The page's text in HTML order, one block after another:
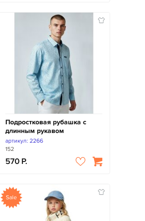
Подростковая рубашка с
длинным рукавом
артикул: 2266
152
570
Sale